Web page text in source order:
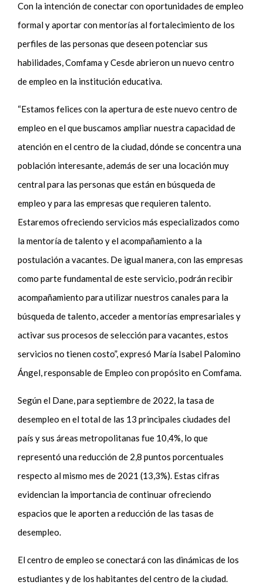
Con la intención de conectar con oportunidades de empleo
formal y aportar con mentorías al fortalecimiento de los
perfiles de las personas que deseen potenciar sus
habilidades, Comfama y Cesde abrieron un nuevo centro
de empleo en la institución educativa.
“Estamos felices con la apertura de este nuevo centro de
empleo en el que buscamos ampliar nuestra capacidad de
atención en el centro de la ciudad, dónde se concentra una
población interesante, además de ser una locación muy
central para las personas que están en búsqueda de
empleo y para las empresas que requieren talento.
Estaremos ofreciendo servicios más especializados como
la mentoría de talento y el acompañamiento a la
postulación a vacantes. De igual manera, con las empresas
como parte fundamental de este servicio, podrán recibir
acompañamiento para utilizar nuestros canales para la
búsqueda de talento, acceder a mentorías empresariales y
activar sus procesos de selección para vacantes, estos
servicios no tienen costo”, expresó María Isabel Palomino
Ángel, responsable de Empleo con propósito en Comfama.
Según el Dane, para septiembre de 2022, la tasa de
desempleo en el total de las 13 principales ciudades del
país y sus áreas metropolitanas fue 10,4%, lo que
representó una reducción de 2,8 puntos porcentuales
respecto al mismo mes de 2021 (13,3%). Estas cifras
evidencian la importancia de continuar ofreciendo
espacios que le aporten a reducción de las tasas de
desempleo.
El centro de empleo se conectará con las dinámicas de los
estudiantes y de los habitantes del centro de la ciudad.